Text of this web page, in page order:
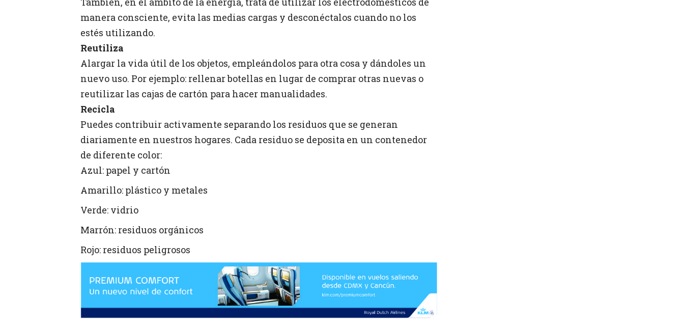
manera consciente, evita las medias cargas y desconéctalos cuando no los
estés utilizando.
Reutiliza
Alargar la vida útil de los objetos, empleándolos para otra cosa y dándoles un
nuevo uso. Por ejemplo: rellenar botellas en lugar de comprar otras nuevas o
reutilizar las cajas de cartón para hacer manualidades.
Recicla
Puedes contribuir activamente separando los residuos que se generan
diariamente en nuestros hogares. Cada residuo se deposita en un contenedor
de diferente color:
Azul: papel y cartón
Amarillo: plástico y metales
Verde: vidrio
Marrón: residuos orgánicos
Rojo: residuos peligrosos